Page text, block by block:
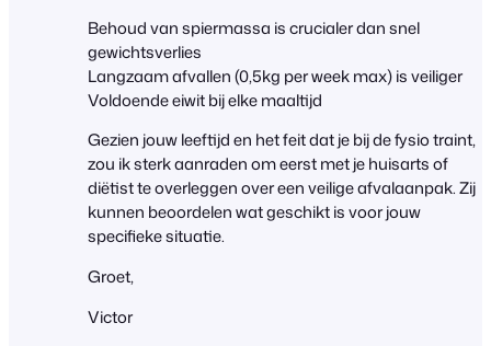
Behoud van spiermassa is crucialer dan snel
gewichtsverlies
Langzaam afvallen (0,5kg per week max) is veiliger
Voldoende eiwit bij elke maaltijd
Gezien jouw leeftijd en het feit dat je bij de fysio traint,
zou ik sterk aanraden om eerst met je huisarts of
diëtist te overleggen over een veilige afvalaanpak. Zij
kunnen beoordelen wat geschikt is voor jouw
specifieke situatie.
Groet,
Victor